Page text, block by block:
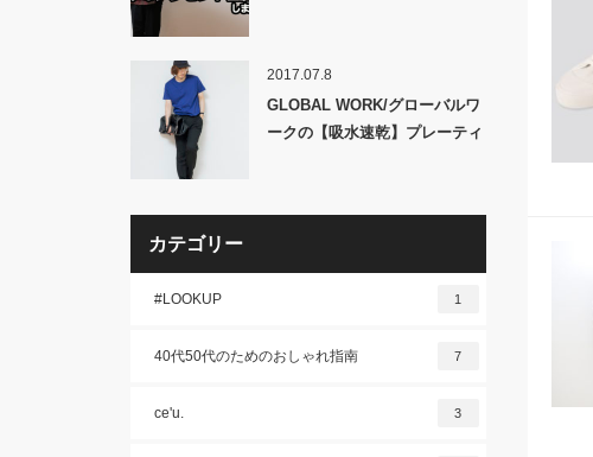
2017.07.8
GLOBAL WORK/グローバルワ
ークの【吸水速乾】プレーティ
った。
カテゴリー
#LOOKUP 1
40代50代のためのおしゃれ指南 7
ce'u. 3